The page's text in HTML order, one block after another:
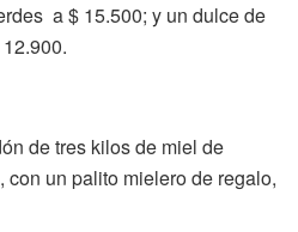
a $ 15.500; y un dulce de
de tres kilos de miel de
un palito mielero de regalo,